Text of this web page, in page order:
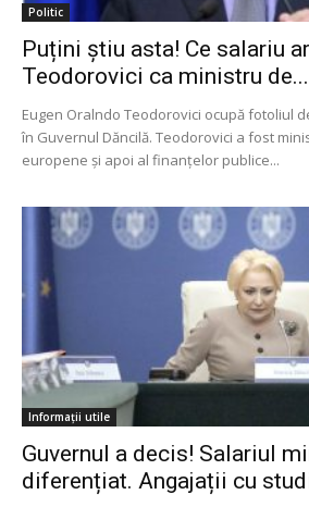
Politic
Puțini știu asta! Ce salariu
Teodorovici ca ministru de...
Eugen Oralndo Teodorovici ocupă fotoliul
în Guvernul Dăncilă. Teodorovici a fost
europene și apoi al finanțelor publice...
Informaţii utile
Guvernul a decis! Salariul
diferențiat. Angajații cu